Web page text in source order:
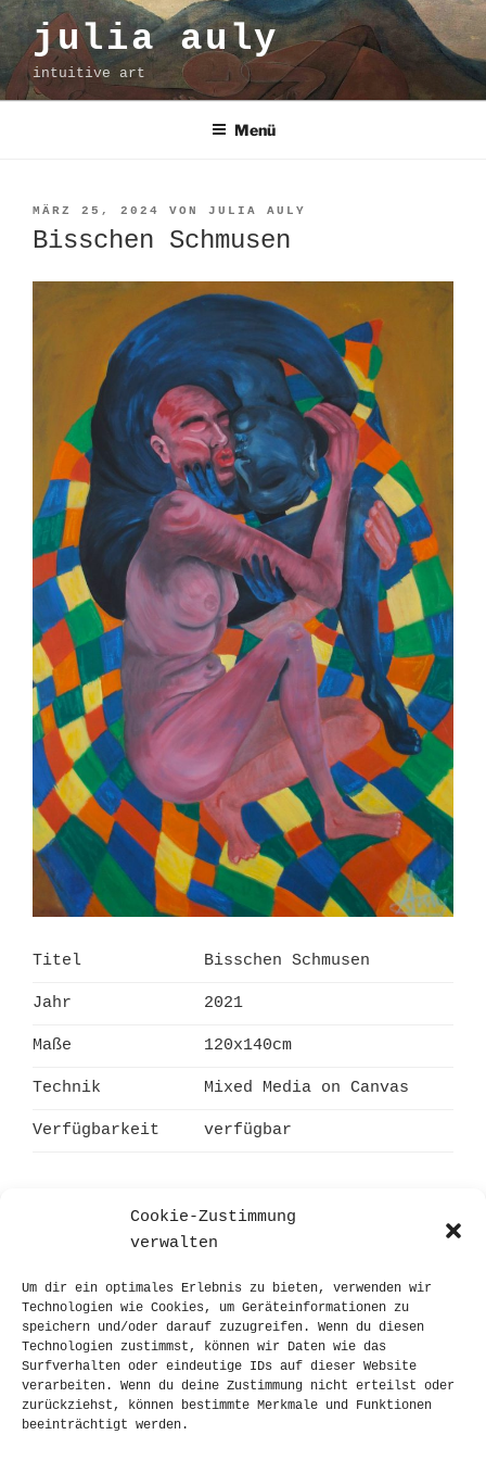
Cookie-Zustimmung
verwalten
Um dir ein optimales Erlebnis zu bieten, verwenden wir
Technologien wie Cookies, um Geräteinformationen zu
speichern und/oder darauf zuzugreifen. Wenn du diesen
Technologien zustimmst, können wir Daten wie das
Surfverhalten oder eindeutige IDs auf dieser Website
verarbeiten. Wenn du deine Zustimmung nicht erteilst oder
zurückziehst, können bestimmte Merkmale und Funktionen
beeinträchtigt werden.
Zum
Inhalt
springen
julia auly
intuitive art
Menü
VERÖFFENTLICHT
AM
MÄRZ 25, 2024 VON JULIA AULY
Bisschen Schmusen
Titel Bisschen Schmusen
Jahr 2021
Maße 120x140cm
Technik Mixed Media on Canvas
Verfügbarkeit verfügbar
Beitragsnavigation
Beitrag
Karten auf den Tisch
Nächster
Beitrag
WEITER
Hold the light